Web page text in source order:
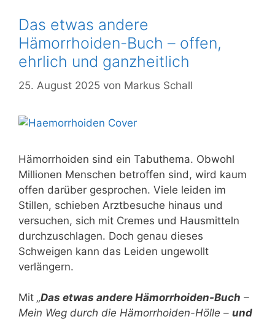
Das etwas andere
Hämorrhoiden-Buch – offen,
ehrlich und ganzheitlich
25. August 2025 von Markus Schall
Hämorrhoiden sind ein Tabuthema. Obwohl
Millionen Menschen betroffen sind, wird kaum
offen darüber gesprochen. Viele leiden im
Stillen, schieben Arztbesuche hinaus und
versuchen, sich mit Cremes und Hausmitteln
durchzuschlagen. Doch genau dieses
Schweigen kann das Leiden ungewollt
verlängern.
Mit „Das etwas andere Hämorrhoiden-Buch –
Mein Weg durch die Hämorrhoiden-Hölle – und